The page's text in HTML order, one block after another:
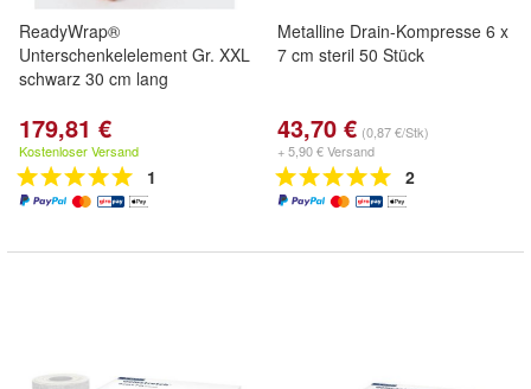
ReadyWrap®
Unterschenkelelement Gr. XXL
schwarz 30 cm lang
179,81 €
Kostenloser Versand
1
Metalline Drain-Kompresse 6 x
7 cm steril 50 Stück
43,70 € (0,87 €/Stk)
+ 5,90 € Versand
2